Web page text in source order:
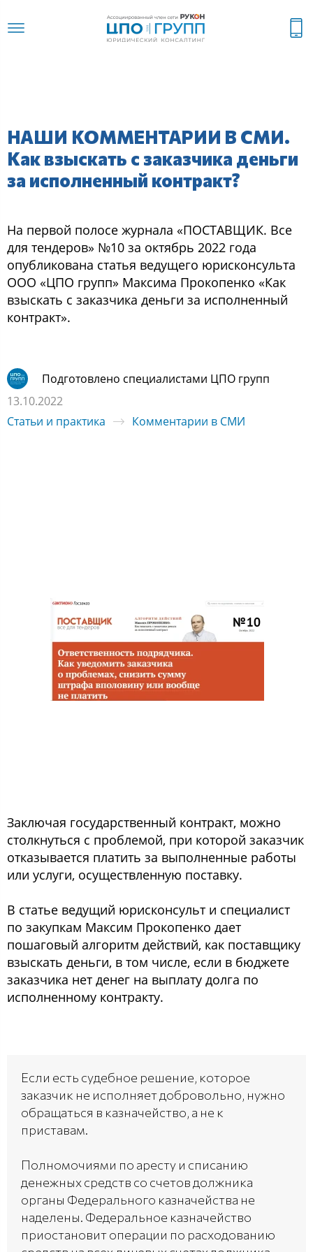
НАШИ КОММЕНТАРИИ В СМИ.
Как взыскать с заказчика деньги
за исполненный контракт?
На первой полосе журнала «ПОСТАВЩИК. Все
для тендеров» №10 за октябрь 2022 года
опубликована статья ведущего юрисконсульта
ООО «ЦПО групп» Максима Прокопенко «Как
взыскать с заказчика деньги за исполненный
контракт».
Подготовлено специалистами ЦПО групп
13.10.2022
Статьи и практика
Комментарии в СМИ
Заключая государственный контракт, можно
столкнуться с проблемой, при которой заказчик
отказывается платить за выполненные работы
или услуги, осуществленную поставку.
В статье ведущий юрисконсульт и специалист
по закупкам Максим Прокопенко дает
пошаговый алгоритм действий, как поставщику
взыскать деньги, в том числе, если в бюджете
заказчика нет денег на выплату долга по
исполненному контракту.
Если есть судебное решение, которое
заказчик не исполняет добровольно, нужно
обращаться в казначейство, а не к
приставам.
Полномочиями по аресту и списанию
денежных средств со счетов должника
органы Федерального казначейства не
наделены. Федеральное казначейство
приостановит операции по расходованию